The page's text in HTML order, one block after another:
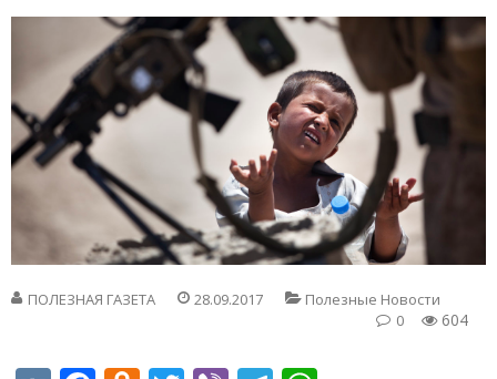
ПОЛЕЗНАЯ ГАЗЕТА 28.09.2017 Полезные Новости
604
0